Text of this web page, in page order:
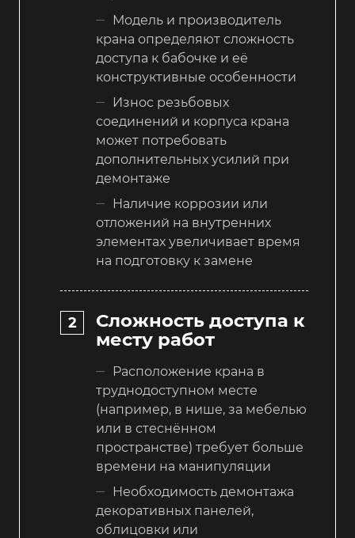
Модель и производитель
крана определяют сложность
доступа к бабочке и её
конструктивные особенности
Износ резьбовых
соединений и корпуса крана
может потребовать
дополнительных усилий при
демонтаже
Наличие коррозии или
отложений на внутренних
элементах увеличивает время
на подготовку к замене
Сложность доступа к
месту работ
Расположение крана в
труднодоступном месте
(например, в нише, за мебелью
или в стеснённом
пространстве) требует больше
времени на манипуляции
Необходимость демонтажа
декоративных панелей,
облицовки или